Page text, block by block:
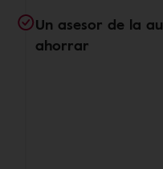
Un asesor de la
ahorrar